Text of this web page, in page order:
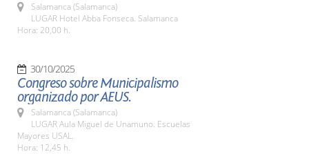
Salamanca (Salamanca)
LUGAR Hotel Abba Fonseca. Salamanca
Hora: 20,00 h.
30/10/2025
Congreso sobre Municipalismo
organizado por AEUS.
Salamanca (Salamanca)
LUGAR Aula Miguel de Unamuno. Escuelas
Mayores USAL.
Hora: 12,45 h.